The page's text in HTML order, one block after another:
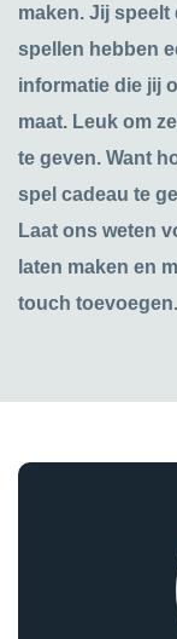
maken. Jij
spellen hebben
informatie die jij
maat. Leuk om
te geven. Want
spel cadeau te
Laat ons weten
laten maken en
touch toevoegen.